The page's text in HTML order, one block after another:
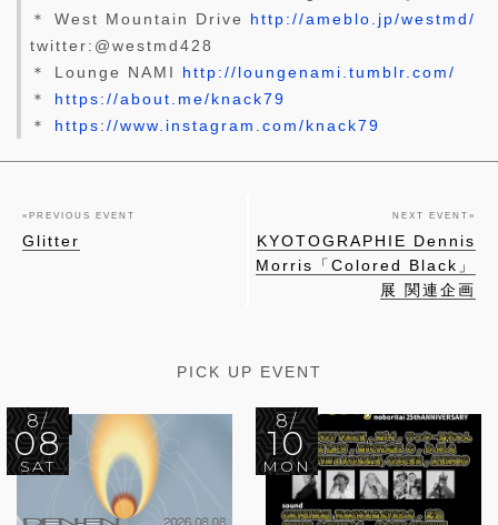
＊ West Mountain Drive http://ameblo.jp/westmd/
twitter:@westmd428
＊ Lounge NAMI http://loungenami.tumblr.com/
＊ https://about.me/knack79
＊ https://www.instagram.com/knack79
« PREVIOUS EVENT
Glitter
NEXT EVENT »
KYOTOGRAPHIE Dennis
Morris「Colored Black」
展 関連企画
PICK UP EVENT
8/
08
SAT
8/
10
MON